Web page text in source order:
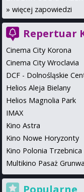
» więcej zapowiedzi
Repertuar
Cinema City Korona
Cinema City Wroclavia
DCF - Dolnośląskie
Helios Aleja Bielany
Helios Magnolia Park
IMAX
Kino Astra
Kino Nowe Horyzonty
Kino Polonia Trzebnica
Multikino Pasaż
Popularne